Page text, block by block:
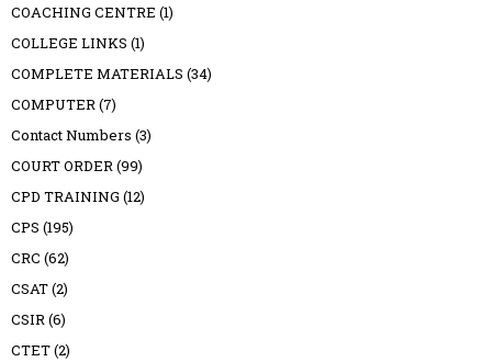
COACHING CENTRE (1)
COLLEGE LINKS (1)
COMPLETE MATERIALS (34)
COMPUTER(7)
Contact Numbers (3)
COURT ORDER(99)
CPD TRAINING (12)
CPS (195)
CRC (62)
CSAT(2)
CSIR(6)
CTET(2)